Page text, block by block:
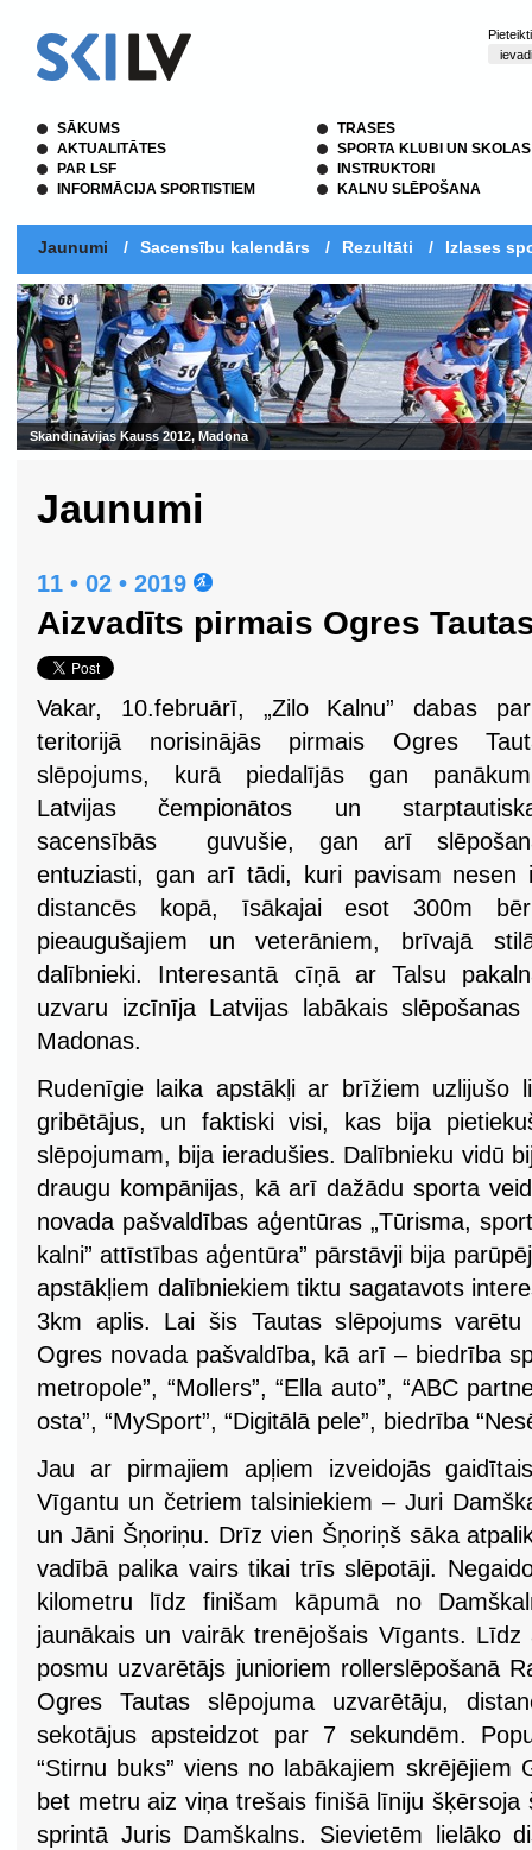
SĀKUMS
AKTUALITĀTES
PAR LSF
INFORMĀCIJA SPORTISTIEM
TRASES
SPORTA KLUBI UN SKOLAS
INSTRUKTORI
KALNU SLĒPOŠANA
Jaunumi / Sacensību kalendārs / Rezultāti / Izlases
Skandināvijas Kauss 2012, Madona
Jaunumi
11 • 02 • 2019
Aizvadīts pirmais Ogres
Vakar, 10.februārī, „Zilo Kalnu” dabas
teritorijā norisinājās pirmais Ogres
slēpojums, kurā piedalījās gan
Latvijas čempionātos un
sacensībās guvušie, gan arī
entuziasti, gan arī tādi, kuri pavisam nesen
distancēs kopā, īsākajai esot 300m
pieaugušajiem un veterāniem, brīvajā
dalībnieki. Interesantā cīņā ar Talsu
uzvaru izcīnīja Latvijas labākais
Madonas.
Rudenīgie laika apstākļi ar brīžiem uzlijušo
gribētājus, un faktiski visi, kas bija
slēpojumam, bija ieradušies. Dalībnieku vidū
draugu kompānijas, kā arī dažādu sporta
novada pašvaldības aģentūras „Tūrisma,
kalni” attīstības aģentūra” pārstāvji bija
apstākļiem dalībniekiem tiktu sagatavots
3km aplis. Lai šis Tautas slēpojums
Ogres novada pašvaldība, kā arī – biedrība
metropole”, “Mollers”, “Ella auto”, “ABC
osta”, “MySport”, “Digitālā pele”, biedrība
Jau ar pirmajiem apļiem izveidojās
Vīgantu un četriem talsiniekiem – Juri
un Jāni Šņoriņu. Drīz vien Šņoriņš sāka
vadībā palika vairs tikai trīs slēpotāji.
kilometru līdz finišam kāpumā no
jaunākais un vairāk trenējošais Vīgants.
posmu uzvarētājs junioriem rollerslēpošanā
Ogres Tautas slēpojuma uzvarētāju,
sekotājus apsteidzot par 7 sekundēm.
“Stirnu buks” viens no labākajiem
bet metru aiz viņa trešais finišā līniju
sprintā Juris Damškalns. Sievietēm lielāko